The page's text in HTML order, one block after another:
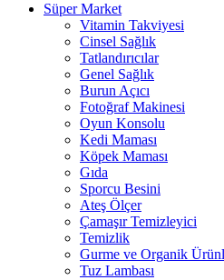
Süper Market
Vitamin Takviyesi
Cinsel Sağlık
Tatlandırıcılar
Genel Sağlık
Burun Açıcı
Fotoğraf Makinesi
Oyun Konsolu
Kedi Maması
Köpek Maması
Gıda
Sporcu Besini
Ateş Ölçer
Çamaşır Temizleyici
Temizlik
Gurme ve Organik
Tuz Lambası